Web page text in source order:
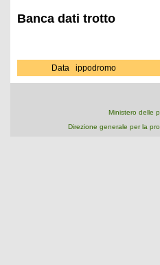
Banca dati trotto
Data ippodromo
Ministero delle
Direzione generale per la